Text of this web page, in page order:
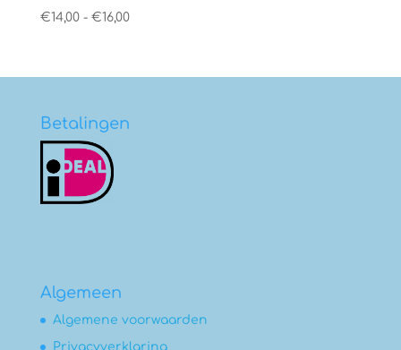
€14,00 - €16,00Prijsklasse:
€16,00
Betalingen
Algemeen
Algemene voorwaarden
Privacyverklaring